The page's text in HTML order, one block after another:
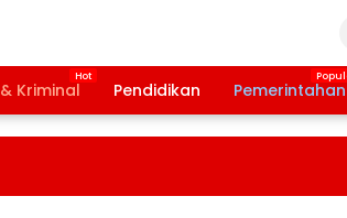
Kriminal Pendidikan Pemerintahan